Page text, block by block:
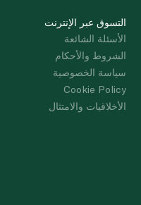
التسوق عبر الإنترنت
الأسئلة الشائعة
الشروط والأحكام
سياسة الخصوصية
Cookie Policy
الأخلاقيات والامتثال